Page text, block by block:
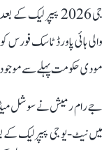
جی 2026 پیپر
والی ہائی پاورڈ ٹاسک
مودی حکومت پہلے سے
میں نیٹ-یو جی پیپر لیک